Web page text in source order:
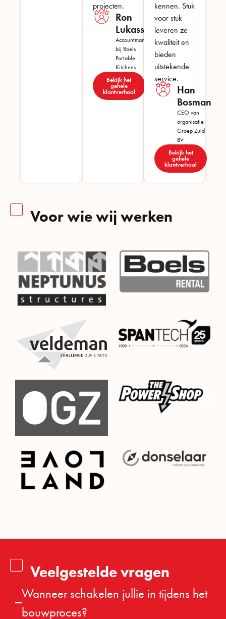
projecten.
Ron
Lukassen
Accountmanager
bij Boels
Portable
Kitchens
Bekijk het
gehele
klantverhaal
kennen. Stuk
voor stuk
leveren ze
kwaliteit en
bieden
uitstekende
service.
Han
Bosman
CEO van
organisatie
Groep Zuid
BV
Bekijk het
gehele
klantverhaal
Voor wie wij werken
Veelgestelde vragen
Wanneer schakelen jullie in tijdens het
bouwproces?